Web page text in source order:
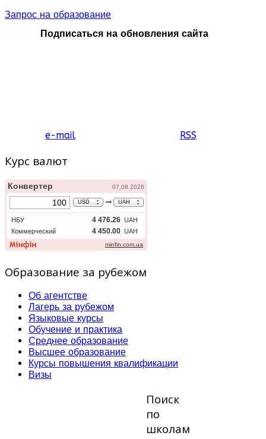
Запрос на образование
Подписаться на обновления сайта
e-mail RSS
Курс валют
Образование за рубежом
Об агентстве
Лагерь за рубежом
Языковые курсы
Обучение и практика
Среднее образование
Высшее образование
Курсы повышения квалификации
Визы
Поиск
по
школам